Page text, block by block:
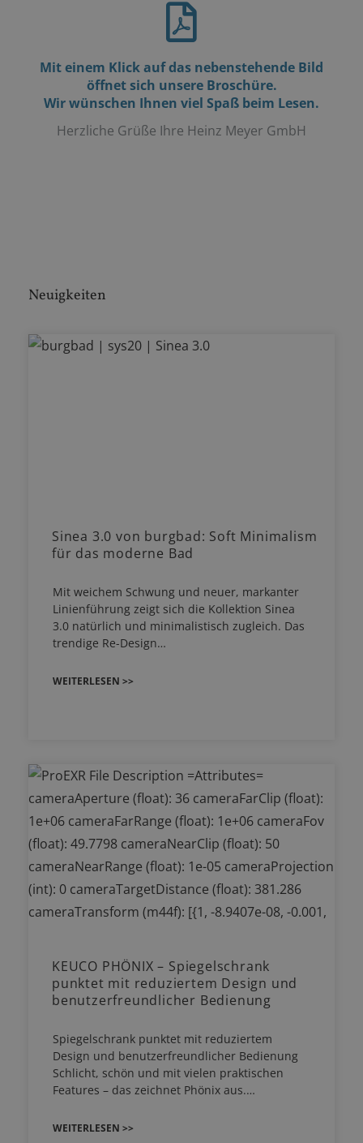
Mit einem Klick auf das nebenstehende Bild
öffnet sich unsere Broschüre.
Wir wünschen Ihnen viel Spaß beim Lesen.
Herzliche Grüße Ihre Heinz Meyer GmbH
Neuigkeiten
Sinea 3.0 von burgbad: Soft Minimalism
für das moderne Bad
Mit weichem Schwung und neuer, markanter
Linienführung zeigt sich die Kollektion Sinea
3.0 natürlich und minimalistisch zugleich. Das
trendige Re-Design…
WEITERLESEN >>
KEUCO PHÖNIX – Spiegelschrank
punktet mit reduziertem Design und
benutzerfreundlicher Bedienung
Spiegelschrank punktet mit reduziertem
Design und benutzerfreundlicher Bedienung
Schlicht, schön und mit vielen praktischen
Features – das zeichnet Phönix aus.…
WEITERLESEN >>